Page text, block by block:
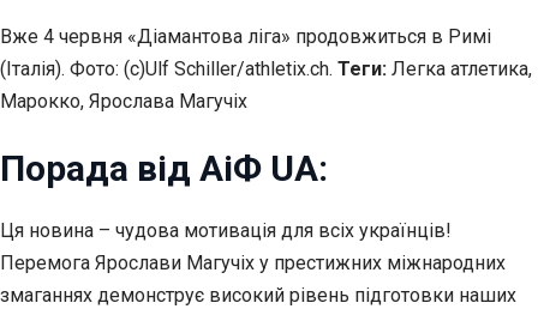
Вже 4 червня «Діамантова ліга» продовжиться в Римі
(Італія). Фото: (с)Ulf Schiller/athletix.ch. Теги: Легка атлетика,
Марокко, Ярослава Магучіх
Порада від АіФ UA:
Ця новина – чудова мотивація для всіх українців!
Перемога Ярослави Магучіх у престижних міжнародних
змаганнях демонструє високий рівень підготовки наших